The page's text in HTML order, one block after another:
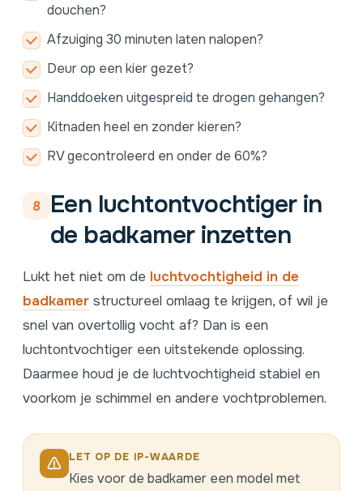
douchen?
Afzuiging 30 minuten laten nalopen?
Deur op een kier gezet?
Handdoeken uitgespreid te drogen gehangen?
Kitnaden heel en zonder kieren?
RV gecontroleerd en onder de 60%?
8
Een luchtontvochtiger in
de badkamer inzetten
Lukt het niet om de luchtvochtigheid in de
badkamer structureel omlaag te krijgen, of wil je
snel van overtollig vocht af? Dan is een
luchtontvochtiger een uitstekende oplossing.
Daarmee houd je de luchtvochtigheid stabiel en
voorkom je schimmel en andere vochtproblemen.
LET OP DE IP-WAARDE
Kies voor de badkamer een model met